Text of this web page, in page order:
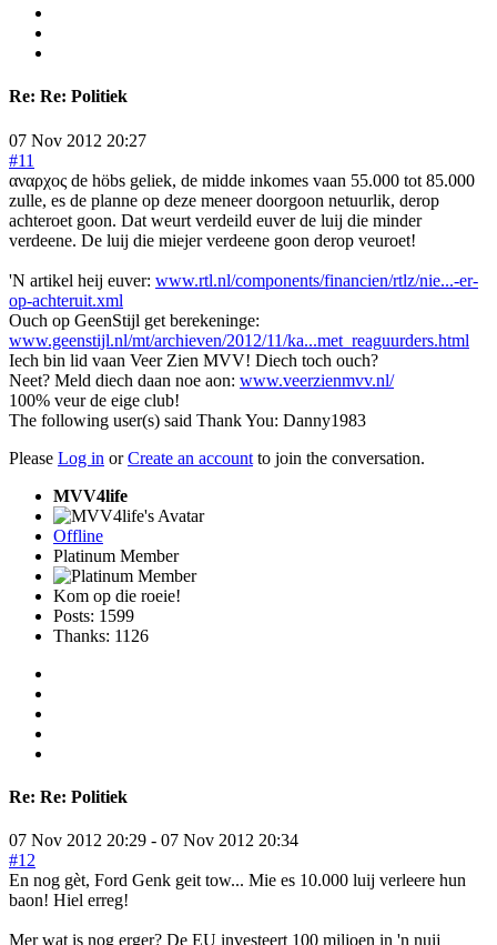
Re: Re: Politiek
07 Nov 2012 20:27
#11
αναρχος de höbs geliek, de midde inkomes vaan 55.000 tot 85.000
zulle, es de planne op deze meneer doorgoon netuurlik, derop
achteroet goon. Dat weurt verdeild euver de luij die minder
verdeene. De luij die miejer verdeene goon derop veuroet!
'N artikel heij euver: www.rtl.nl/components/financien/rtlz/nie...-er-
op-achteruit.xml
Ouch op GeenStijl get berekeninge:
www.geenstijl.nl/mt/archieven/2012/11/ka...met_reaguurders.html
Iech bin lid vaan Veer Zien MVV! Diech toch ouch?
Neet? Meld diech daan noe aon: www.veerzienmvv.nl/
100% veur de eige club!
The following user(s) said Thank You: Danny1983
Please Log in orCreate an account to join the conversation.
MVV4life
Offline
Platinum Member
Kom op die roeie!
Posts: 1599
Thanks: 1126
Re: Re: Politiek
07 Nov 2012 20:29 - 07 Nov 2012 20:34
#12
En nog gèt, Ford Genk geit tow... Mie es 10.000 luij verleere hun
baon! Hiel erreg!
Mer wat is nog erger? De EU investeert 100 miljoen in 'n nuij